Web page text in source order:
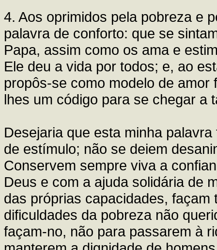
4. Aos oprimidos pela pobreza e
palavra de conforto: que se
Papa, assim como os ama e
Ele deu a vida por todos; e, ao
propôs-se como modelo de
lhes um código para se chegar a
Desejaria que esta minha
de estímulo; não se deiem
Conservem sempre viva a
Deus e com a ajuda solidária de
das próprias capacidades,
dificuldades da pobreza não
façam-no, não para passarem à